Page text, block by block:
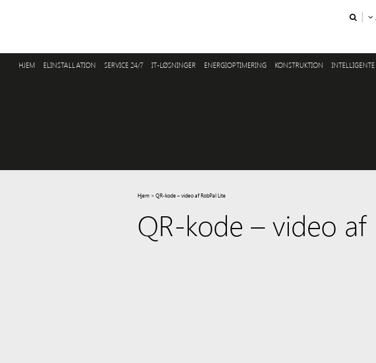
HJEM ELINSTALLATION SERVICE 24/7 IT-LØSNINGER ENERGIOPTIMERING KONSTRUKTION INTELLIGENTE
Hjem > QR-kode – video af RobPal Lite
QR-kode – video af